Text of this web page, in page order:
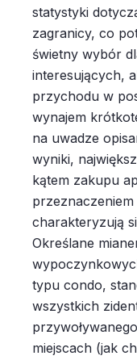
statystyki
zagranicy, co
świetny wybór
interesujących,
przychodu w
wynajem
na uwadze
wyniki,
kątem zakupu
charakteryzują
Określane
typu condo,
wszystkich
miejscach (jak